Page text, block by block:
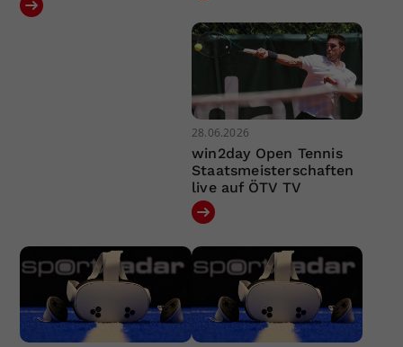
28.06.2026
win2day Open Tennis
Staatsmeisterschaften
live auf ÖTV TV